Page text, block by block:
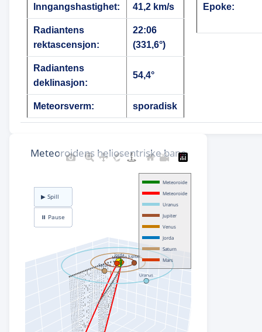
Inngangshastighet: 41,2 km/s
Radiantens
rektascensjon:
22:06
(331,6°)
Radiantens
deklinasjon:
54,4°
Meteorsverm: sporadisk
Epoke: